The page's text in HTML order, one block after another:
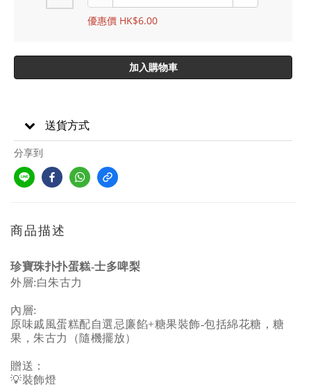
優惠價 HK$6.00
加入購物車
送貨方式
分享到
商品描述
珍寶珠扑扑蛋糕-士多啤梨
外層:白朱古力
內層:
原味戚風蛋糕配自選忌廉餡+糖果裝飾-包括綿花糖，糖
果，朱古力（隨機擺放）
贈送：
💡裝飾燈